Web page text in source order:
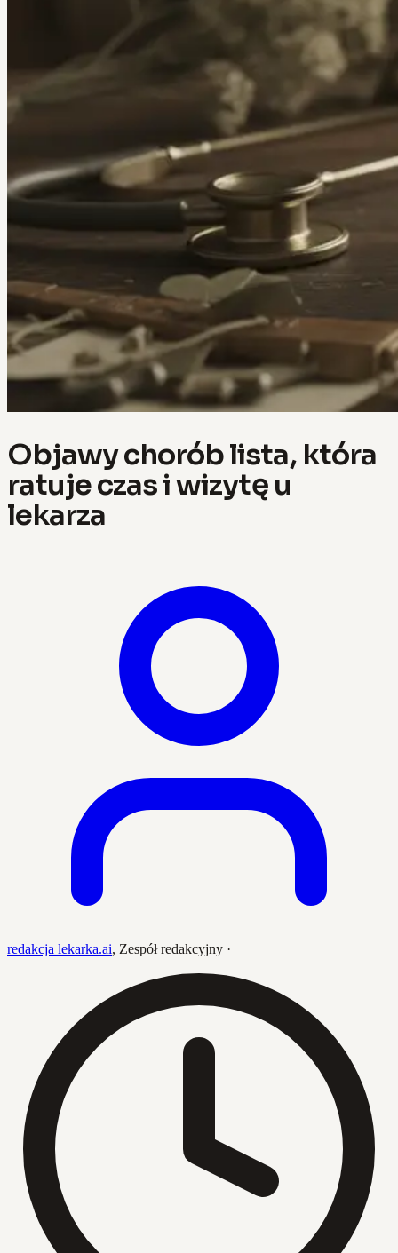
Objawy chorób lista, która
ratuje czas i wizytę u
lekarza
redakcja lekarka.ai, Zespół redakcyjny ·